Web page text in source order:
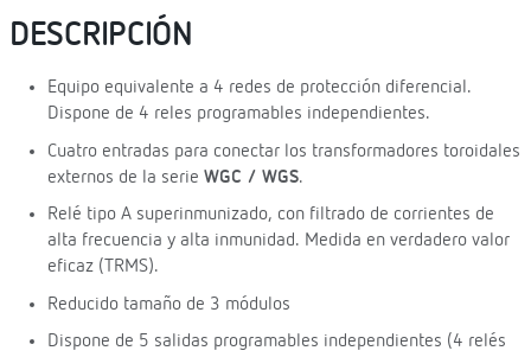
DESCRIPCIÓN
Equipo equivalente a 4 redes de protección diferencial.
Dispone de 4 reles programables independientes.
Cuatro entradas para conectar los transformadores toroidales
externos de la serie WGC / WGS.
Relé tipo A superinmunizado, con filtrado de corrientes de
alta frecuencia y alta inmunidad. Medida en verdadero valor
eficaz (TRMS).
Reducido tamaño de 3 módulos
Dispone de 5 salidas programables independientes (4 relés